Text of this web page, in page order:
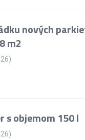
nových
m2
s objemom 150 l